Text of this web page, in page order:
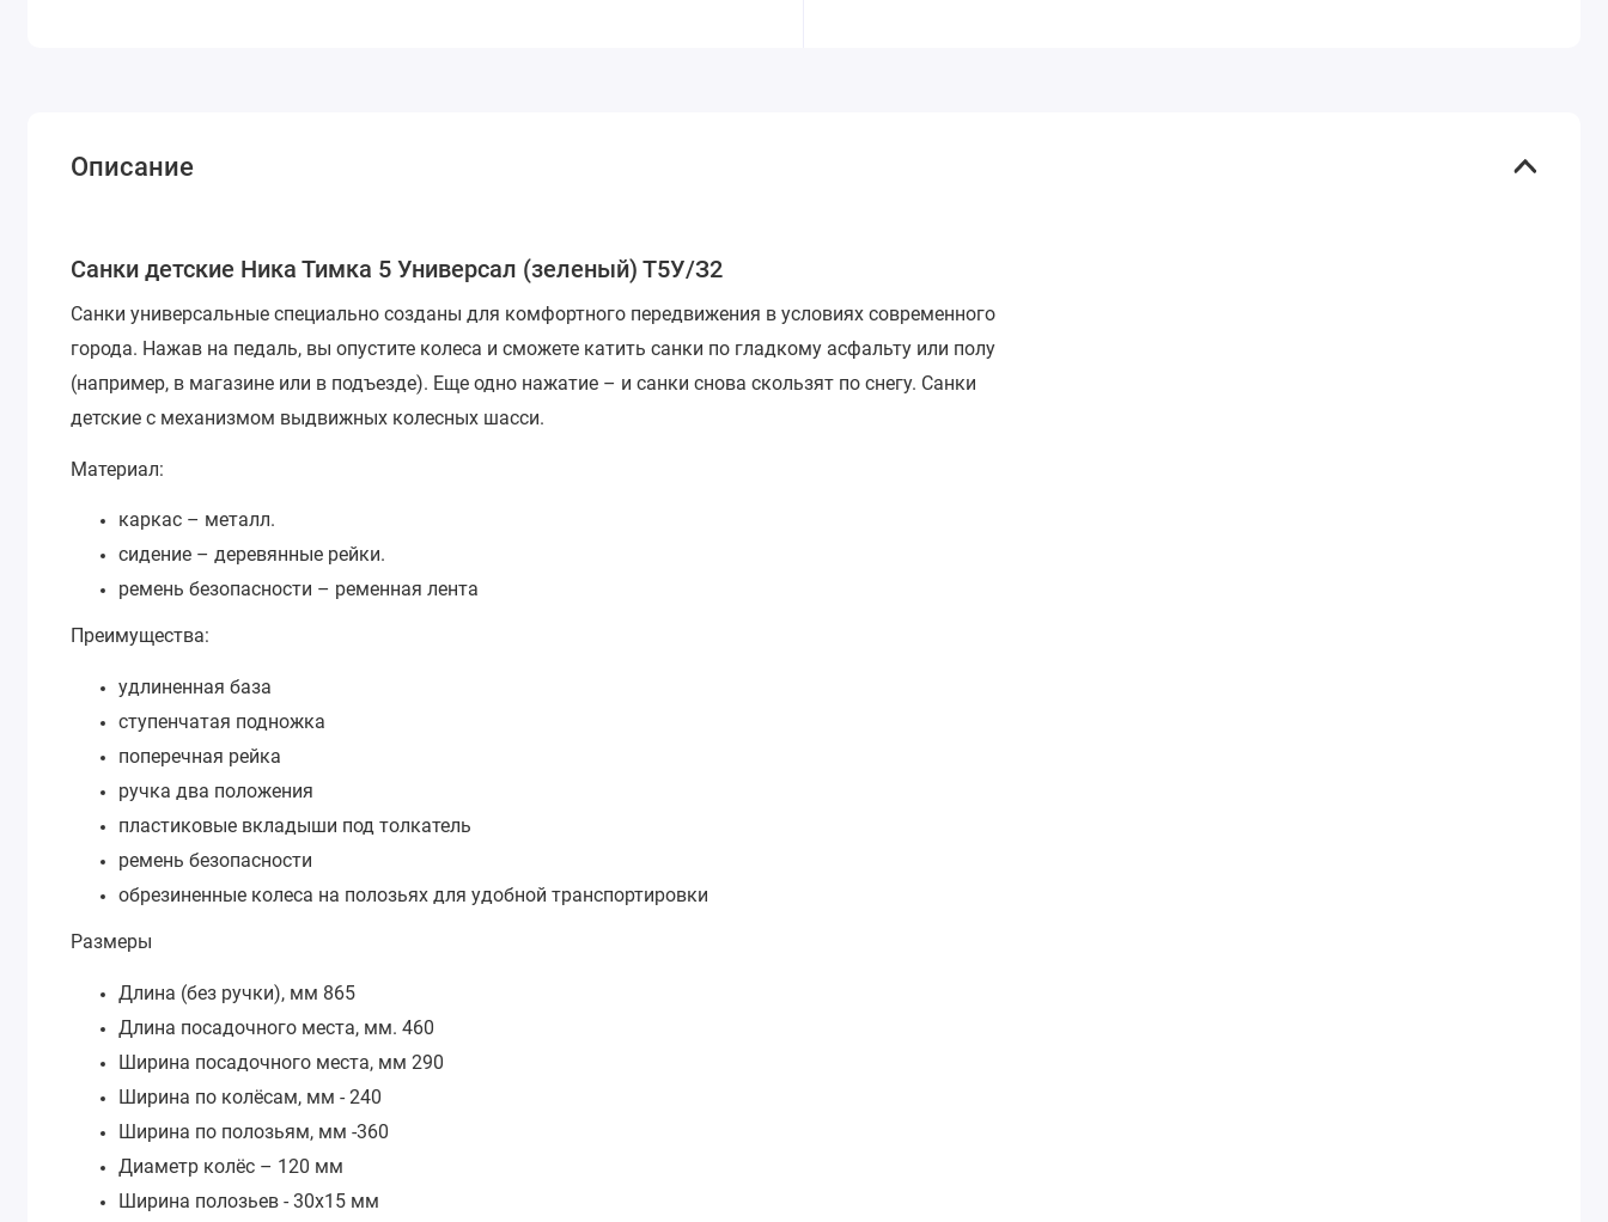
Описание
Санки детские Ника Тимка 5 Универсал (зеленый) Т5У/З2
Санки универсальные специально созданы для комфортного передвижения в условиях современного
города. Нажав на педаль, вы опустите колеса и сможете катить санки по гладкому асфальту или полу
(например, в магазине или в подъезде). Еще одно нажатие – и санки снова скользят по снегу. Санки
детские с механизмом выдвижных колесных шасси.
Материал:
каркас – металл.
сидение – деревянные рейки.
ремень безопасности – ременная лента
Преимущества:
удлиненная база
ступенчатая подножка
поперечная рейка
ручка два положения
пластиковые вкладыши под толкатель
ремень безопасности
обрезиненные колеса на полозьях для удобной транспортировки
Размеры
Длина (без ручки), мм 865
Длина посадочного места, мм. 460
Ширина посадочного места, мм 290
Ширина по колёсам, мм - 240
Ширина по полозьям, мм -360
Диаметр колёс – 120 мм
Ширина полозьев - 30х15 мм